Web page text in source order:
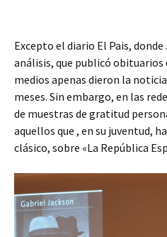
Excepto el diario El Pais,
análisis, que publicó obituarios
medios apenas dieron la
meses. Sin embargo, en las
de muestras de gratitud
aquellos que , en su juventud,
clásico, sobre «La República